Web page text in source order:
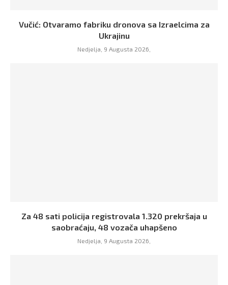
Vučić: Otvaramo fabriku dronova sa Izraelcima za
Ukrajinu
Nedjelja, 9 Augusta 2026,
Za 48 sati policija registrovala 1.320 prekršaja u
saobraćaju, 48 vozača uhapšeno
Nedjelja, 9 Augusta 2026,